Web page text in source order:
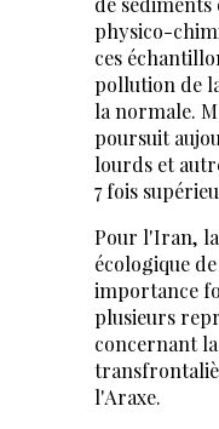
physico-
ces
pollution de
la normale.
poursuit
lourds et
7 fois
Pour l'Iran,
écologique
importance
plusieurs
concernant
l'Araxe.